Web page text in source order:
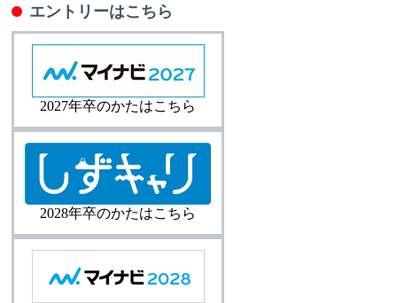
エントリーはこちら
2027年卒のかたはこちら
2028年卒のかたはこちら